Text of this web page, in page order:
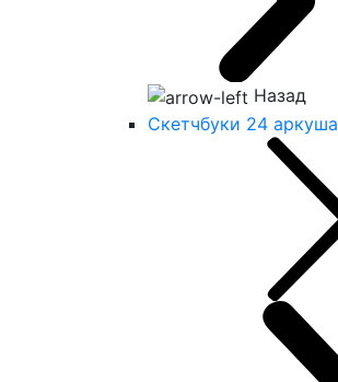
Назад
Скетчбуки 24 аркуша